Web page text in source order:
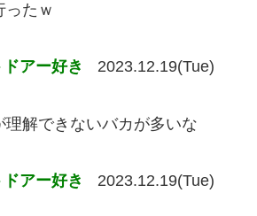
ったｗ
アー好き 2023.12.19(Tue)
理解できないバカが多いな
アー好き 2023.12.19(Tue)